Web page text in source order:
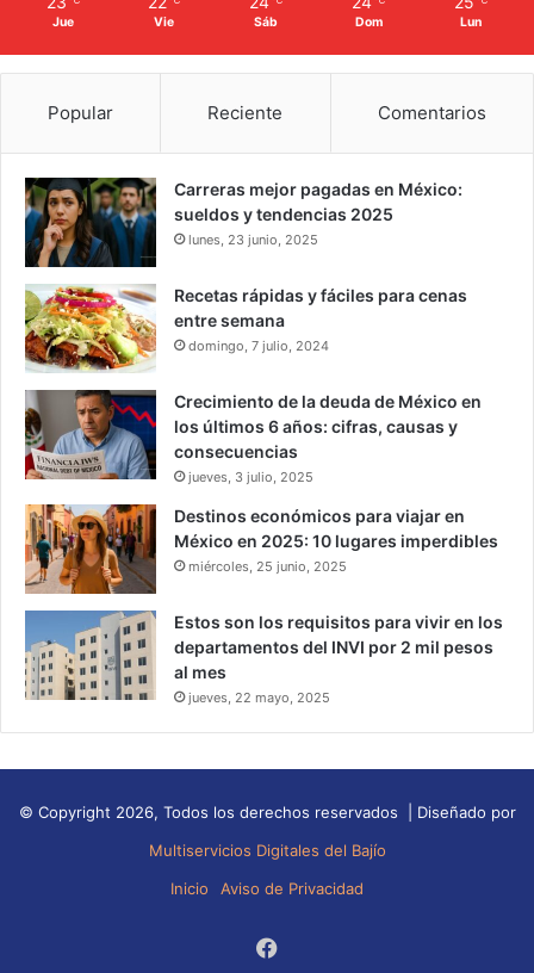
Jue Vie Sáb Dom Lun
Popular Reciente Comentarios
Carreras mejor pagadas en México:
sueldos y tendencias 2025
lunes, 23 junio, 2025
Recetas rápidas y fáciles para cenas
entre semana
domingo, 7 julio, 2024
Crecimiento de la deuda de México en
los últimos 6 años: cifras, causas y
consecuencias
jueves, 3 julio, 2025
Destinos económicos para viajar en
México en 2025: 10 lugares imperdibles
miércoles, 25 junio, 2025
Estos son los requisitos para vivir en los
departamentos del INVI por 2 mil pesos
al mes
jueves, 22 mayo, 2025
© Copyright 2026, Todos los derechos reservados | Diseñado por
Multiservicios Digitales del Bajío
Inicio
Aviso de Privacidad
Facebook